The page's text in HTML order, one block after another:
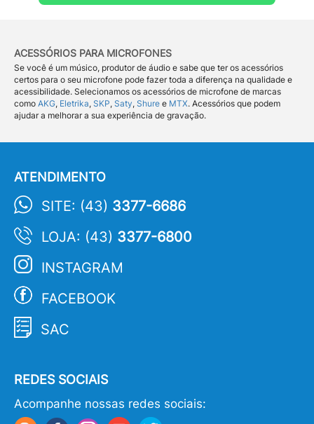
ACESSÓRIOS PARA MICROFONES
Se você é um músico, produtor de áudio e sabe que ter os acessórios
certos para o seu microfone pode fazer toda a diferença na qualidade e
acessibilidade. Selecionamos os acessórios de microfone de marcas
como AKG, Eletrika, SKP, Saty, Shure e MTX. Acessórios que podem
ajudar a melhorar a sua experiência de gravação.
ATENDIMENTO
SITE: (43) 3377-6686
LOJA: (43) 3377-6800
INSTAGRAM
FACEBOOK
SAC
REDES SOCIAIS
Acompanhe nossas redes sociais: